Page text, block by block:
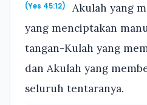
(Yes 45:12)
Akulah yang
yang menciptakan
tangan-Kulah yang
dan Akulah yang
seluruh tentaranya.